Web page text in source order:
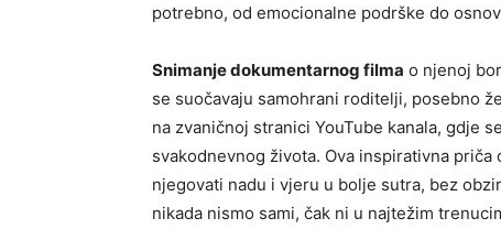
potrebno, od emocionalne podrške do
Snimanje dokumentarnog filma o njenoj
se suočavaju samohrani roditelji, posebno
na zvaničnoj stranici YouTube kanala, gdje
svakodnevnog života. Ova inspirativna
njegovati nadu i vjeru u bolje sutra, bez
nikada nismo sami, čak ni u najtežim